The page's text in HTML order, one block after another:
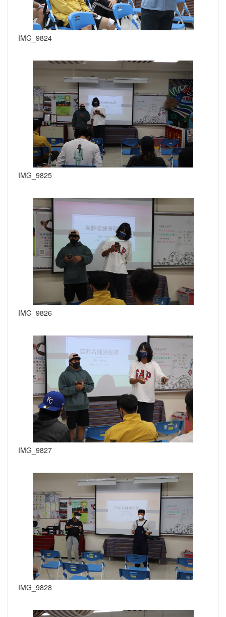
IMG_9824
IMG_9825
IMG_9826
IMG_9827
IMG_9828